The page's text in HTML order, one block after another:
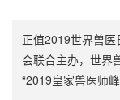
正值2019世界兽
会联合主办，世界
“2019皇家兽医师